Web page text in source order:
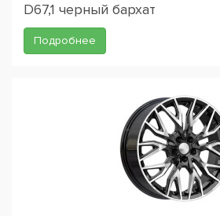
D67,1 черный бархат
Подробнее